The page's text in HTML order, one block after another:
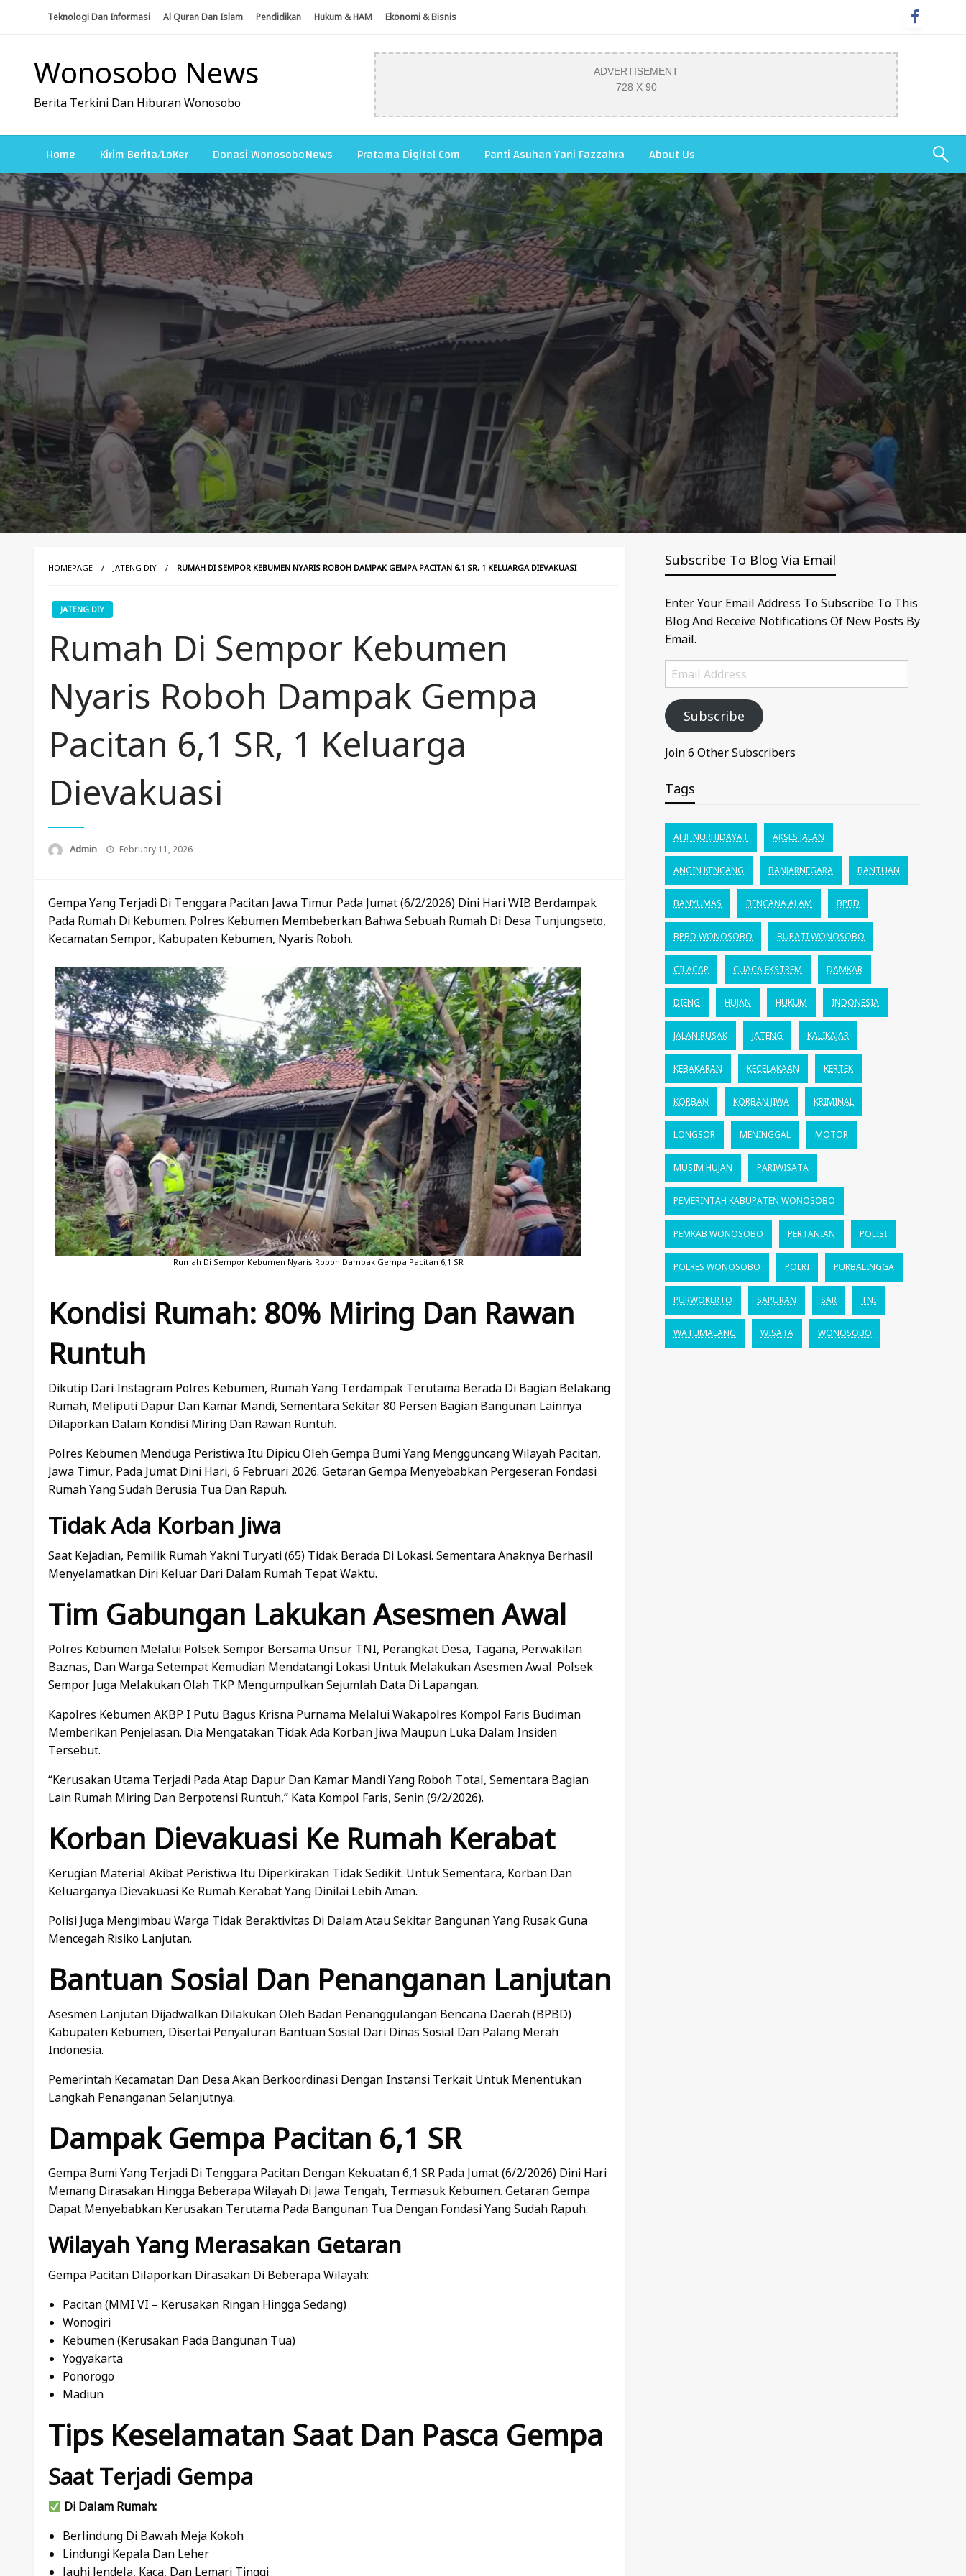
Teknologi Dan Informasi Al Quran Dan Islam Pendidikan Hukum & HAM Ekonomi & Bisnis
Wonosobo News
Berita Terkini Dan Hiburan Wonosobo
ADVERTISEMENT
728 X 90
Home Kirim Berita/LoKer Donasi WonosoboNews Pratama Digital Com Panti Asuhan Yani Fazzahra About Us
HOMEPAGE JATENG DIY RUMAH DI SEMPOR KEBUMEN NYARIS ROBOH DAMPAK GEMPA PACITAN 6,1 SR, 1 KELUARGA DIEVAKUASI
JATENG DIY
Rumah Di Sempor Kebumen
Nyaris Roboh Dampak Gempa
Pacitan 6,1 SR, 1 Keluarga
Dievakuasi
Admin
Posted
February 11, 2026
Gempa Yang Terjadi Di Tenggara Pacitan Jawa Timur Pada Jumat (6/2/2026) Dini Hari WIB Berdampak
Pada Rumah Di Kebumen. Polres Kebumen Membeberkan Bahwa Sebuah Rumah Di Desa Tunjungseto,
Kecamatan Sempor, Kabupaten Kebumen, Nyaris Roboh.
Rumah Di Sempor Kebumen Nyaris Roboh Dampak Gempa Pacitan 6,1 SR
Kondisi Rumah: 80% Miring Dan Rawan
Runtuh
Dikutip Dari Instagram Polres Kebumen, Rumah Yang Terdampak Terutama Berada Di Bagian Belakang
Rumah, Meliputi Dapur Dan Kamar Mandi, Sementara Sekitar 80 Persen Bagian Bangunan Lainnya
Dilaporkan Dalam Kondisi Miring Dan Rawan Runtuh.
Polres Kebumen Menduga Peristiwa Itu Dipicu Oleh Gempa Bumi Yang Mengguncang Wilayah Pacitan,
Jawa Timur, Pada Jumat Dini Hari, 6 Februari 2026. Getaran Gempa Menyebabkan Pergeseran Fondasi
Rumah Yang Sudah Berusia Tua Dan Rapuh.
Tidak Ada Korban Jiwa
Saat Kejadian, Pemilik Rumah Yakni Turyati (65) Tidak Berada Di Lokasi. Sementara Anaknya Berhasil
Menyelamatkan Diri Keluar Dari Dalam Rumah Tepat Waktu.
Tim Gabungan Lakukan Asesmen Awal
Polres Kebumen Melalui Polsek Sempor Bersama Unsur TNI, Perangkat Desa, Tagana, Perwakilan
Baznas, Dan Warga Setempat Kemudian Mendatangi Lokasi Untuk Melakukan Asesmen Awal. Polsek
Sempor Juga Melakukan Olah TKP Mengumpulkan Sejumlah Data Di Lapangan.
Kapolres Kebumen AKBP I Putu Bagus Krisna Purnama Melalui Wakapolres Kompol Faris Budiman
Memberikan Penjelasan. Dia Mengatakan Tidak Ada Korban Jiwa Maupun Luka Dalam Insiden
Tersebut.
“Kerusakan Utama Terjadi Pada Atap Dapur Dan Kamar Mandi Yang Roboh Total, Sementara Bagian
Lain Rumah Miring Dan Berpotensi Runtuh,” Kata Kompol Faris, Senin (9/2/2026).
Korban Dievakuasi Ke Rumah Kerabat
Kerugian Material Akibat Peristiwa Itu Diperkirakan Tidak Sedikit. Untuk Sementara, Korban Dan
Keluarganya Dievakuasi Ke Rumah Kerabat Yang Dinilai Lebih Aman.
Polisi Juga Mengimbau Warga Tidak Beraktivitas Di Dalam Atau Sekitar Bangunan Yang Rusak Guna
Mencegah Risiko Lanjutan.
Bantuan Sosial Dan Penanganan Lanjutan
Asesmen Lanjutan Dijadwalkan Dilakukan Oleh Badan Penanggulangan Bencana Daerah (BPBD)
Kabupaten Kebumen, Disertai Penyaluran Bantuan Sosial Dari Dinas Sosial Dan Palang Merah
Indonesia.
Pemerintah Kecamatan Dan Desa Akan Berkoordinasi Dengan Instansi Terkait Untuk Menentukan
Langkah Penanganan Selanjutnya.
Dampak Gempa Pacitan 6,1 SR
Gempa Bumi Yang Terjadi Di Tenggara Pacitan Dengan Kekuatan 6,1 SR Pada Jumat (6/2/2026) Dini Hari
Memang Dirasakan Hingga Beberapa Wilayah Di Jawa Tengah, Termasuk Kebumen. Getaran Gempa
Dapat Menyebabkan Kerusakan Terutama Pada Bangunan Tua Dengan Fondasi Yang Sudah Rapuh.
Wilayah Yang Merasakan Getaran
Gempa Pacitan Dilaporkan Dirasakan Di Beberapa Wilayah:
Pacitan (MMI VI – Kerusakan Ringan Hingga Sedang)
Wonogiri
Kebumen (kerusakan Pada Bangunan Tua)
Yogyakarta
Ponorogo
Madiun
Tips Keselamatan Saat Dan Pasca Gempa
Saat Terjadi Gempa
Di Dalam Rumah:
Berlindung Di Bawah Meja Kokoh
Lindungi Kepala Dan Leher
Jauhi Jendela, Kaca, Dan Lemari Tinggi
Subscribe To Blog Via Email
Enter Your Email Address To Subscribe To This
Blog And Receive Notifications Of New Posts By
Email.
Email
Address
Subscribe
Join 6 Other Subscribers
Tags
AFIF NURHIDAYAT AKSES JALAN
ANGIN KENCANG BANJARNEGARA BANTUAN
BANYUMAS BENCANA ALAM BPBD
BPBD WONOSOBO BUPATI WONOSOBO
CILACAP CUACA EKSTREM DAMKAR
DIENG HUJAN HUKUM INDONESIA
JALAN RUSAK JATENG KALIKAJAR
KEBAKARAN KECELAKAAN KERTEK
KORBAN KORBAN JIWA KRIMINAL
LONGSOR MENINGGAL MOTOR
MUSIM HUJAN PARIWISATA
PEMERINTAH KABUPATEN WONOSOBO
PEMKAB WONOSOBO PERTANIAN POLISI
POLRES WONOSOBO POLRI PURBALINGGA
PURWOKERTO SAPURAN SAR TNI
WATUMALANG WISATA WONOSOBO